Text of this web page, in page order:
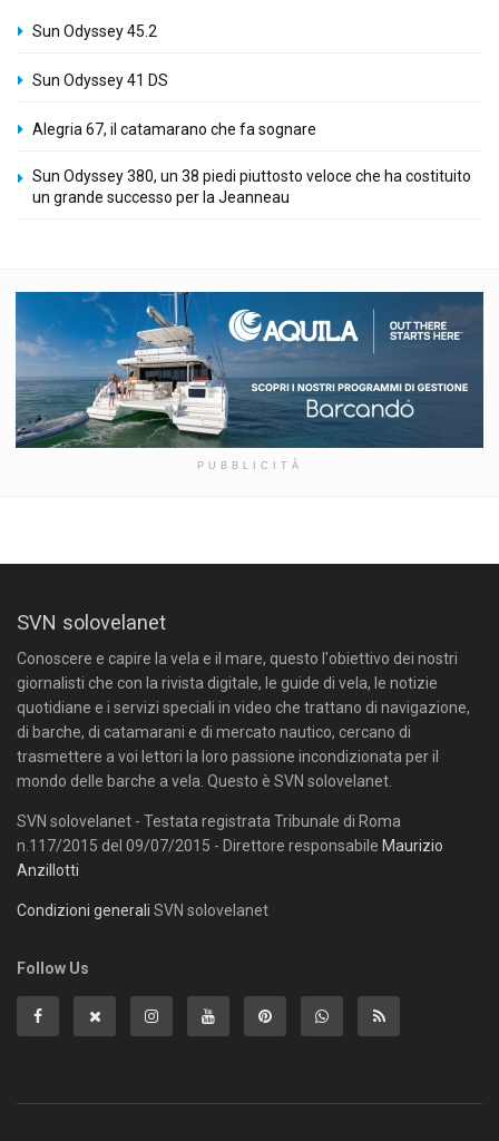
Sun Odyssey 45.2
Sun Odyssey 41 DS
Alegria 67, il catamarano che fa sognare
Sun Odyssey 380, un 38 piedi piuttosto veloce che ha costituito
un grande successo per la Jeanneau
PUBBLICITÀ
SVN solovelanet
Conoscere e capire la vela e il mare, questo l'obiettivo dei nostri
giornalisti che con la rivista digitale, le guide di vela, le notizie
quotidiane e i servizi speciali in video che trattano di navigazione,
di barche, di catamarani e di mercato nautico, cercano di
trasmettere a voi lettori la loro passione incondizionata per il
mondo delle barche a vela. Questo è SVN solovelanet.
SVN solovelanet - Testata registrata Tribunale di Roma
n.117/2015 del 09/07/2015 - Direttore responsabile Maurizio
Anzillotti
Condizioni generali SVN solovelanet
Follow Us